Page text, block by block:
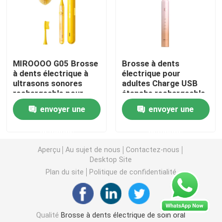
brosse à dents électrique rechargeable
Brosse à dents électrique d'enfants
Sonic Electric Toothbrush
Brosse à dents électrique intelligente
MIROOOO G05 Brosse
à dents électrique à
ultrasons sonores
rechargeable pour
nettoyage buccal
adulte envoyer une
Brosse à dents
électrique pour
adultes Charge USB
étanche rechargeable
IPX7 Puissant avec
boîtier de transport
envoyer une
Aperçu Au sujet de nous
Contactez-nous
Desktop Site
Plan du site
Politique de confidentialité
Qualité Brosse à dents électrique de soin oral